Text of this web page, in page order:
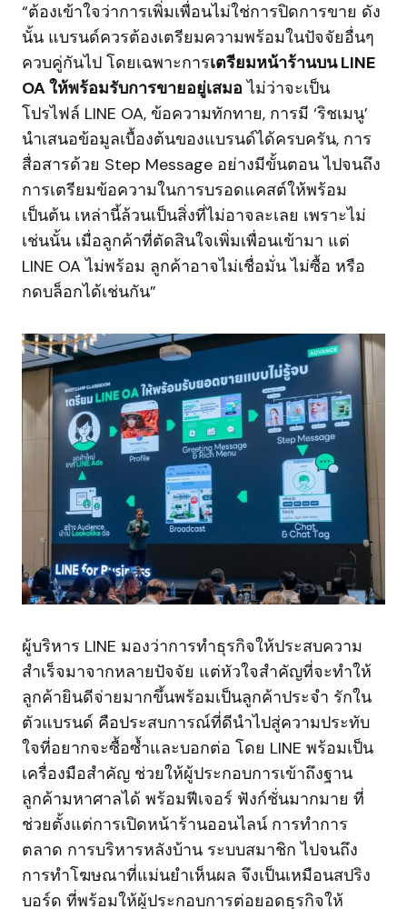
“ต้องเข้าใจว่าการเพิ่มเพื่อนไม่ใช่การปิดการขาย ดัง
นั้น แบรนด์ควรต้องเตรียมความพร้อมในปัจจัยอื่นๆ
ควบคู่กันไป โดยเฉพาะการเตรียมหน้าร้านบน LINE
OA ให้พร้อมรับการขายอยู่เสมอ ไม่ว่าจะเป็น
โปรไฟล์ LINE OA, ข้อความทักทาย, การมี ‘ริชเมนู’
นำเสนอข้อมูลเบื้องต้นของแบรนด์ได้ครบครัน, การ
สื่อสารด้วย Step Message อย่างมีขั้นตอน ไปจนถึง
การเตรียมข้อความในการบรอดแคสต์ให้พร้อม
เป็นต้น เหล่านี้ล้วนเป็นสิ่งที่ไม่อาจละเลย เพราะไม่
เช่นนั้น เมื่อลูกค้าที่ตัดสินใจเพิ่มเพื่อนเข้ามา แต่
LINE OA ไม่พร้อม ลูกค้าอาจไม่เชื่อมั่น ไม่ซื้อ หรือ
กดบล็อกได้เช่นกัน”
ผู้บริหาร LINE มองว่าการทำธุรกิจให้ประสบความ
สำเร็จมาจากหลายปัจจัย แต่หัวใจสำคัญที่จะทำให้
ลูกค้ายินดีจ่ายมากขึ้นพร้อมเป็นลูกค้าประจำ รักใน
ตัวแบรนด์ คือประสบการณ์ที่ดีนำไปสู่ความประทับ
ใจที่อยากจะซื้อซ้ำและบอกต่อ โดย LINE พร้อมเป็น
เครื่องมือสำคัญ ช่วยให้ผู้ประกอบการเข้าถึงฐาน
ลูกค้ามหาศาลได้ พร้อมฟีเจอร์ ฟังก์ชั่นมากมาย ที่
ช่วยตั้งแต่การเปิดหน้าร้านออนไลน์ การทำการ
ตลาด การบริหารหลังบ้าน ระบบสมาชิก ไปจนถึง
การทำโฆษณาที่แม่นยำเห็นผล จึงเป็นเหมือนสปริง
บอร์ด ที่พร้อมให้ผู้ประกอบการต่อยอดธุรกิจให้